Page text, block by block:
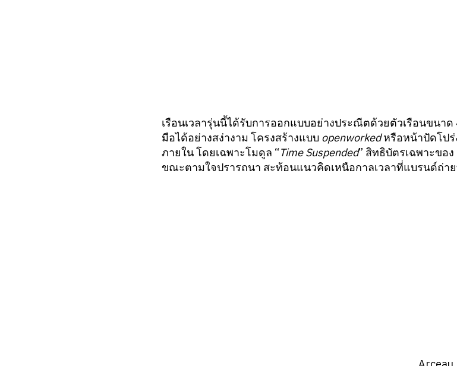
เรือนเวลารุ่นนี้ได้รับการออกแบบอย่างประณีตด้วยตัวเรือนขนา
มือได้อย่างสง่างาม โครงสร้างแบบ openworkedหรือหน้าปัดโปร่
ภายใน โดยเฉพาะโมดูล “Time Suspended” สิทธิบัตรเฉพาะขอ
ขณะตามใจปรารถนา สะท้อนแนวคิดเหนือกาลเวลาที่แบรนด์ถ่าย